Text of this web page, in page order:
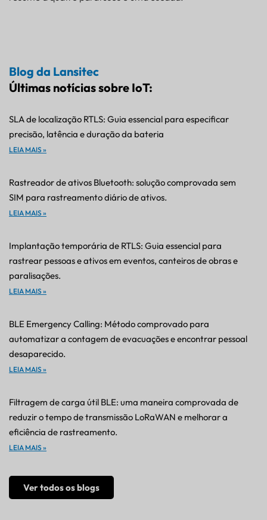
Blog da Lansitec
Últimas notícias sobre IoT:
SLA de localização RTLS: Guia essencial para especificar
precisão, latência e duração da bateria
LEIA MAIS »
Rastreador de ativos Bluetooth: solução comprovada sem
SIM para rastreamento diário de ativos.
LEIA MAIS »
Implantação temporária de RTLS: Guia essencial para
rastrear pessoas e ativos em eventos, canteiros de obras e
paralisações.
LEIA MAIS »
BLE Emergency Calling: Método comprovado para
automatizar a contagem de evacuações e encontrar pessoal
desaparecido.
LEIA MAIS »
Filtragem de carga útil BLE: uma maneira comprovada de
reduzir o tempo de transmissão LoRaWAN e melhorar a
eficiência de rastreamento.
LEIA MAIS »
Ver todos os blogs